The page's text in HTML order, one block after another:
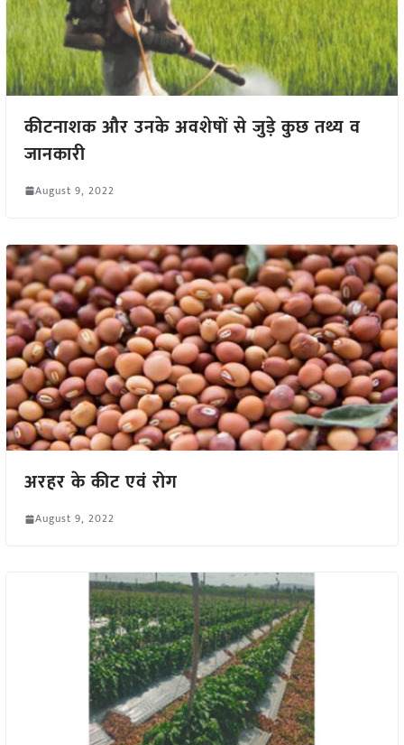
कीटनाशक और उनके अवशेषों से जुड़े कुछ तथ्य व
जानकारी
August 9, 2022
अरहर के कीट एवं रोग
August 9, 2022